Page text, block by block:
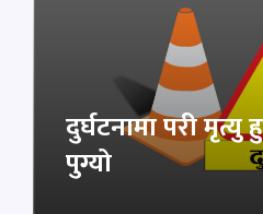
दुर्घटनामा परी
पुग्यो